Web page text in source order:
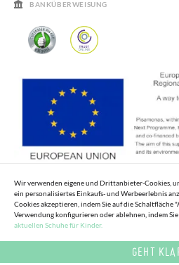
HÄUFIGKEIT DER BEANTWORTUNG VON
BANKÜBERWEISUNG
Wir verwenden eigene und Drittanbieter-Cookies,
ein personalisiertes Einkaufs- und Werbeerlebnis
Cookies akzeptieren, indem Sie auf die
Verwendung konfigurieren oder ablehnen, indem
aktuellen Schuhe für Kinder.
GEHT